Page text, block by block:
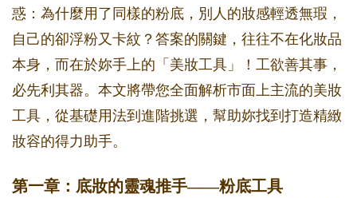
惑：為什麼用了同樣的粉底，別人的妝感輕透無瑕，
自己的卻浮粉又卡紋？答案的關鍵，往往不在化妝品
本身，而在於妳手上的「美妝工具」！工欲善其事，
必先利其器。本文將帶您全面解析市面上主流的美妝
工具，從基礎用法到進階挑選，幫助妳找到打造精緻
妝容的得力助手。
第一章：底妝的靈魂推手——粉底工具